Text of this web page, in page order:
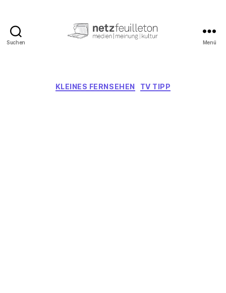
Suchen Menü
Kategorien
KLEINES FERNSEHEN TV TIPP